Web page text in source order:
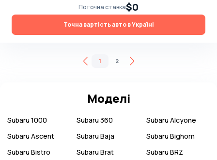
Поточна ставка$0
Точна вартість авто в Україні
1 2
Моделі
Subaru 1000 Subaru 360 Subaru Alcyone
Subaru Ascent Subaru Baja Subaru Bighorn
Subaru Bistro Subaru Brat Subaru BRZ